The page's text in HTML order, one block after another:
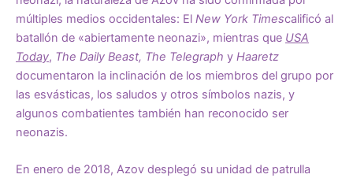
múltiples medios occidentales: El New York Timescalificó al
batallón de «abiertamente neonazi», mientras que USA
Today, The Daily Beast, The Telegraph y Haaretz
documentaron la inclinación de los miembros del grupo por
las esvásticas, los saludos y otros símbolos nazis, y
algunos combatientes también han reconocido ser
neonazis.
En enero de 2018, Azov desplegó su unidad de patrulla